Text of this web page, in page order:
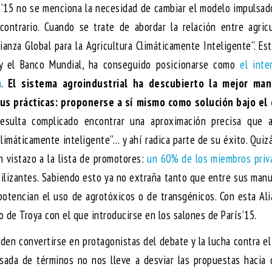
no se menciona la necesidad de cambiar el modelo
Cuando se trate de abordar la relación entre
Global para la Agricultura Climáticamente Inteligente”.
el Banco Mundial, ha conseguido posicionarse comoel
. El sistema agroindustrial ha descubierto la mejor
prácticas: proponerse a sí mismo como solución bajo
complicado encontrar una aproximación precisa que
inteligente”… y ahí radica parte de su éxito.
vistazo a la lista de promotores:un 60% de los miembros
Sabiendo esto ya no extraña tanto que entre sus
el uso de agrotóxicos o de transgénicos. Con esta
Troya con el que introducirse en los salones de París’15.
convertirse en protagonistas del debate y la lucha contra
de términos no nos lleve a desviar las propuestas hacia